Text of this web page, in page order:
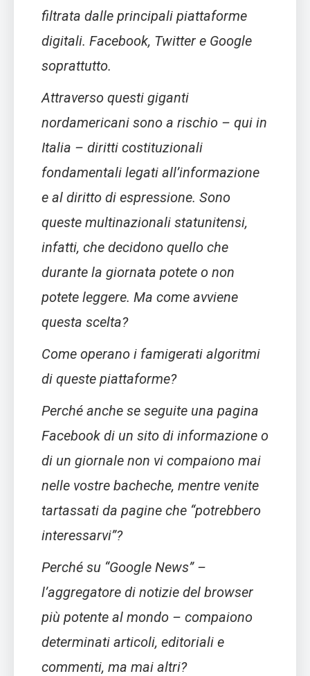
filtrata dalle principali piattaforme
digitali. Facebook, Twitter e Google
soprattutto.
Attraverso questi giganti
nordamericani sono a rischio – qui in
Italia – diritti costituzionali
fondamentali legati all’informazione
e al diritto di espressione. Sono
queste multinazionali statunitensi,
infatti, che decidono quello che
durante la giornata potete o non
potete leggere. Ma come avviene
questa scelta?
Come operano i famigerati algoritmi
di queste piattaforme?
Perché anche se seguite una pagina
Facebook di un sito di informazione o
di un giornale non vi compaiono mai
nelle vostre bacheche, mentre venite
tartassati da pagine che “potrebbero
interessarvi”?
Perché su “Google News” –
l’aggregatore di notizie del browser
più potente al mondo – compaiono
determinati articoli, editoriali e
commenti, ma mai altri?